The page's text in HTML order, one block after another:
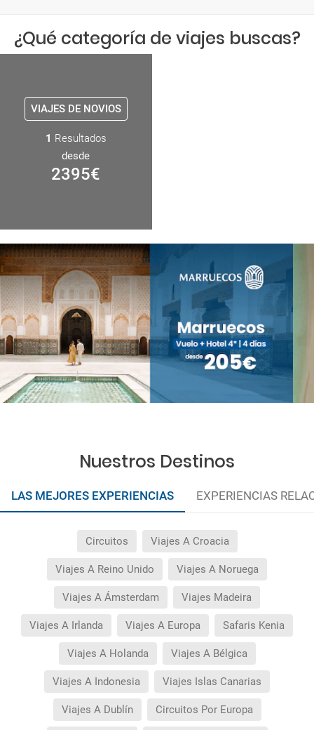
¿Qué categoría de viajes buscas?
VIAJES DE NOVIOS
1 Resultados
desde
2395€
Nuestros Destinos
LAS MEJORES EXPERIENCIAS EXPERIENCIAS
Circuitos Viajes A Croacia
Viajes A Reino Unido Viajes A Noruega
Viajes A Ámsterdam Viajes Madeira
Viajes A Irlanda Viajes A Europa Safaris Kenia
Viajes A Holanda Viajes A Bélgica
Viajes A Indonesia Viajes Islas Canarias
Viajes A Dublín Circuitos Por Europa